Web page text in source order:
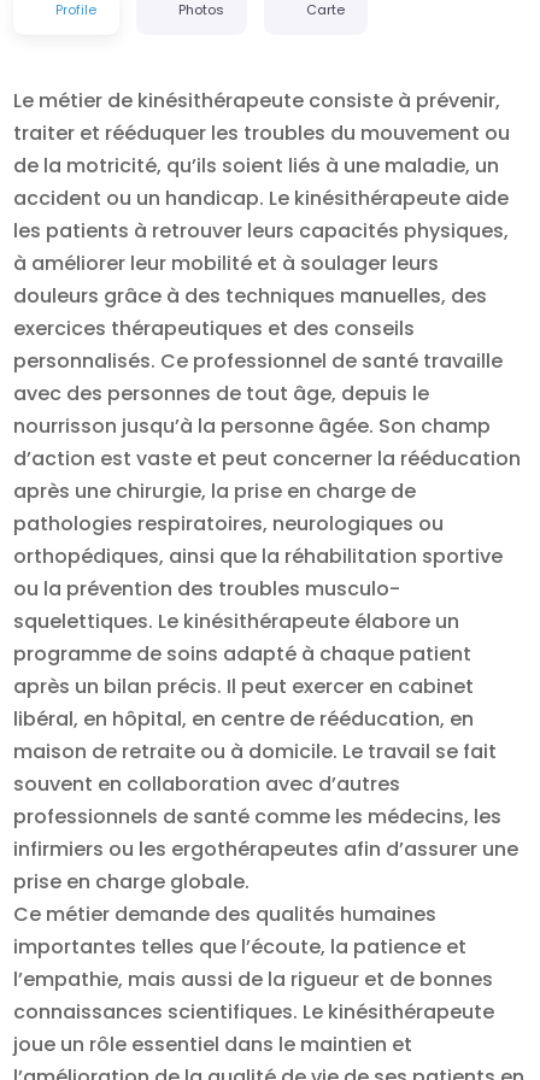
Profile Photos Carte
Le métier de kinésithérapeute consiste à prévenir,
traiter et rééduquer les troubles du mouvement ou
de la motricité, qu’ils soient liés à une maladie, un
accident ou un handicap. Le kinésithérapeute aide
les patients à retrouver leurs capacités physiques,
à améliorer leur mobilité et à soulager leurs
douleurs grâce à des techniques manuelles, des
exercices thérapeutiques et des conseils
personnalisés. Ce professionnel de santé travaille
avec des personnes de tout âge, depuis le
nourrisson jusqu’à la personne âgée. Son champ
d’action est vaste et peut concerner la rééducation
après une chirurgie, la prise en charge de
pathologies respiratoires, neurologiques ou
orthopédiques, ainsi que la réhabilitation sportive
ou la prévention des troubles musculo-
squelettiques. Le kinésithérapeute élabore un
programme de soins adapté à chaque patient
après un bilan précis. Il peut exercer en cabinet
libéral, en hôpital, en centre de rééducation, en
maison de retraite ou à domicile. Le travail se fait
souvent en collaboration avec d’autres
professionnels de santé comme les médecins, les
infirmiers ou les ergothérapeutes afin d’assurer une
prise en charge globale.
Ce métier demande des qualités humaines
importantes telles que l’écoute, la patience et
l’empathie, mais aussi de la rigueur et de bonnes
connaissances scientifiques. Le kinésithérapeute
joue un rôle essentiel dans le maintien et